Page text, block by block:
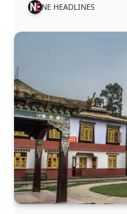
NE HEADLINES